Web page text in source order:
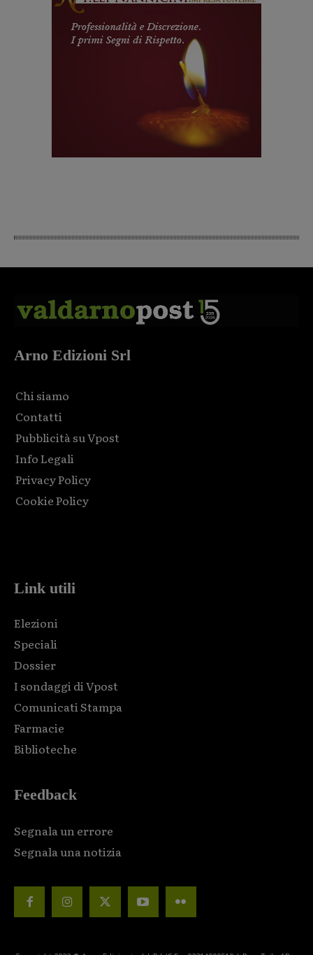
Arno Edizioni Srl
Chi siamo
Contatti
Pubblicità su Vpost
Info Legali
Privacy Policy
Cookie Policy
Link utili
Elezioni
Speciali
Dossier
I sondaggi di Vpost
Comunicati Stampa
Farmacie
Biblioteche
Feedback
Segnala un errore
Segnala una notizia